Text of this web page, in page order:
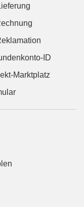
ID
Marktplatz